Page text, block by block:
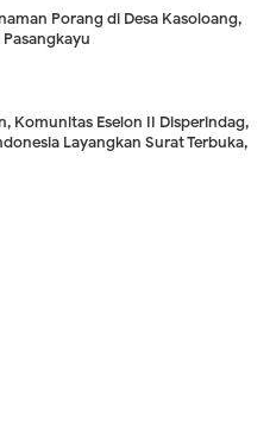
Porang di Desa Kasoloang,
Komunitas Eselon II Disperindag,
Layangkan Surat Terbuka,